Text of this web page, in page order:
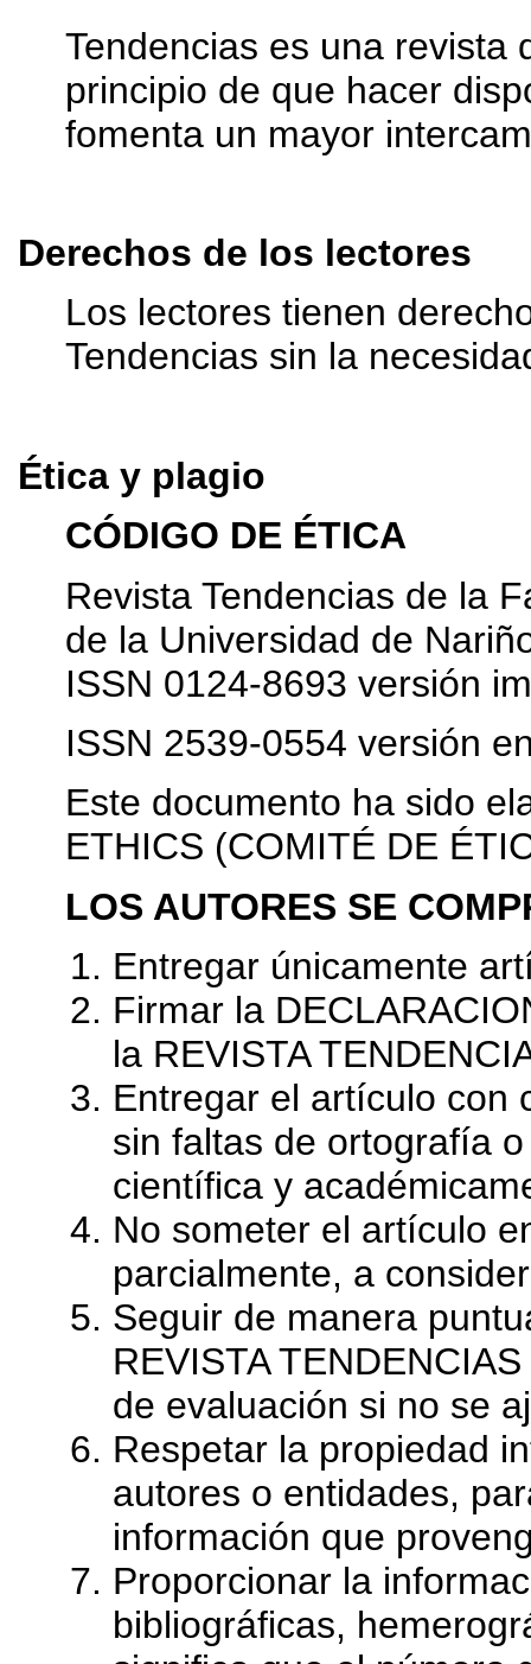
Tendencias es una revista
principio de que hacer
fomenta un mayor
Derechos de los lectores
Los lectores tienen
Tendencias sin la
Ética y plagio
CÓDIGO DE ÉTICA
Revista Tendencias de la
de la Universidad de
ISSN 0124-8693 versión
ISSN 2539-0554 versión
Este documento ha sido
ETHICS (COMITÉ DE
LOS AUTORES SE
Entregar únicamente
Firmar la
la REVISTA
Entregar el artículo con
sin faltas de ortografía
científica y
No someter el artículo
parcialmente, a
Seguir de manera
REVISTA
de evaluación si no se
Respetar la propiedad
autores o entidades,
información que
Proporcionar la
bibliográficas,